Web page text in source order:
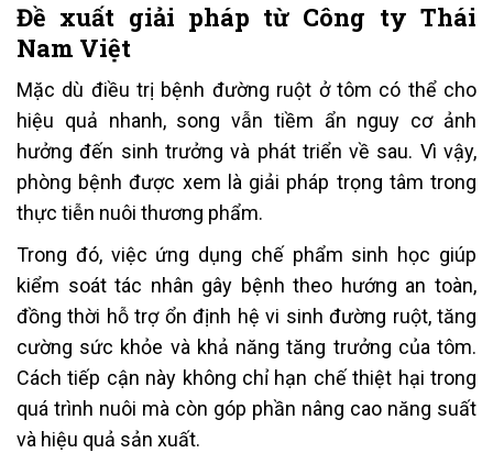
Đề xuất giải pháp từ Công ty Thái
Nam Việt
Mặc dù điều trị bệnh đường ruột ở tôm có thể cho
hiệu quả nhanh, song vẫn tiềm ẩn nguy cơ ảnh
hưởng đến sinh trưởng và phát triển về sau. Vì vậy,
phòng bệnh được xem là giải pháp trọng tâm trong
thực tiễn nuôi thương phẩm.
Trong đó, việc ứng dụng chế phẩm sinh học giúp
kiểm soát tác nhân gây bệnh theo hướng an toàn,
đồng thời hỗ trợ ổn định hệ vi sinh đường ruột, tăng
cường sức khỏe và khả năng tăng trưởng của tôm.
Cách tiếp cận này không chỉ hạn chế thiệt hại trong
quá trình nuôi mà còn góp phần nâng cao năng suất
và hiệu quả sản xuất.